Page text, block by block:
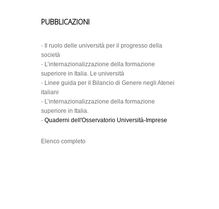
PUBBLICAZIONI
-
Il ruolo delle università per il progresso della
società
- L’internazionalizzazione della formazione
superiore in Italia. Le università
- Linee guida per il Bilancio di Genere negli Atenei
italiani
- L’internazionalizzazione della formazione
superiore in Italia.
- Quaderni dell'Osservatorio Università-Imprese
Elenco completo